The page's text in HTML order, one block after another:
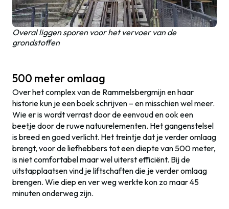
Overal liggen sporen voor het vervoer van de
grondstoffen
500 meter omlaag
Over het complex van de Rammelsbergmijn en haar
historie kun je een boek schrijven – en misschien wel meer.
Wie er is wordt verrast door de eenvoud en ook een
beetje door de ruwe natuurelementen. Het gangenstelsel
is breed en goed verlicht. Het treintje dat je verder omlaag
brengt, voor de liefhebbers tot een diepte van 500 meter,
is niet comfortabel maar wel uiterst efficiënt. Bij de
uitstapplaatsen vind je liftschaften die je verder omlaag
brengen. Wie diep en ver weg werkte kon zo maar 45
minuten onderweg zijn.